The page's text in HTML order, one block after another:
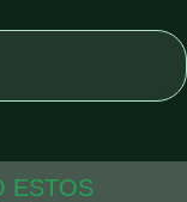
ESTOS